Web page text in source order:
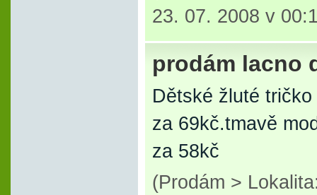
23. 07. 2008 v
prodám lacno
Dětské žluté
za 69kč.tmavě
za 58kč
(Prodám >